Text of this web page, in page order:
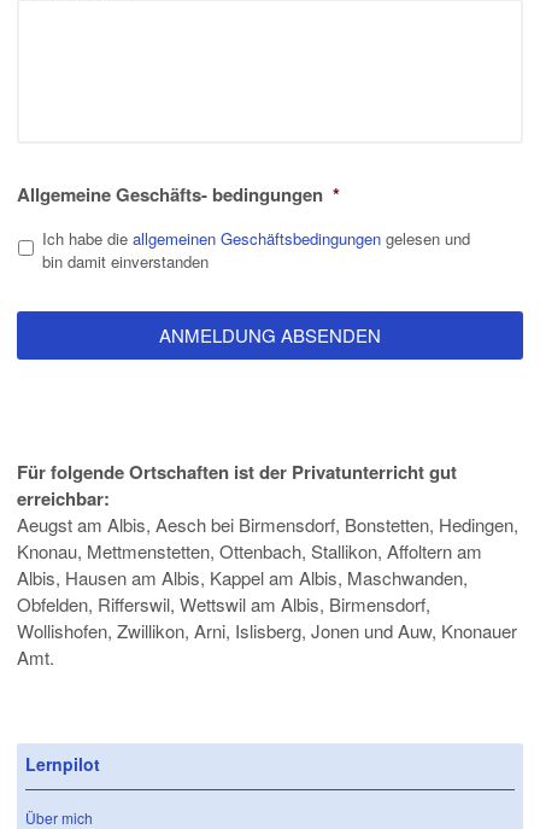
Allgemeine Geschäfts- bedingungen *
Ich habe die allgemeinen Geschäftsbedingungen gelesen und
bin damit einverstanden
Für folgende Ortschaften ist der Privatunterricht gut
erreichbar:
Aeugst am Albis, Aesch bei Birmensdorf, Bonstetten, Hedingen,
Knonau, Mettmenstetten, Ottenbach, Stallikon, Affoltern am
Albis, Hausen am Albis, Kappel am Albis, Maschwanden,
Obfelden, Rifferswil, Wettswil am Albis, Birmensdorf,
Wollishofen, Zwillikon, Arni, Islisberg, Jonen und Auw, Knonauer
Amt.
Lernpilot
Über mich